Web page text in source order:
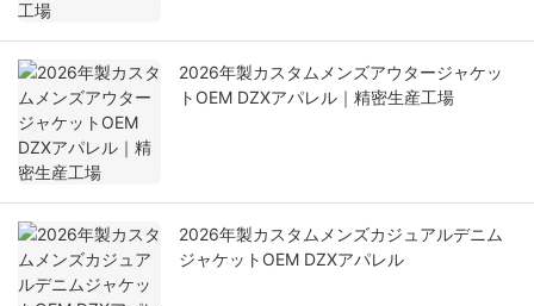
2026年製カスタムメンズアウタージャケッ
トOEM DZXアパレル｜精密生産工場
2026年製カスタムメンズカジュアルデニム
ジャケットOEM DZXアパレル